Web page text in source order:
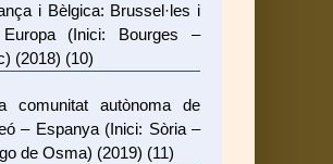
i Bèlgica: Brussel·les i
(Inici: Bourges –
(2018) (10)
comunitat autònoma de
– Espanya (Inici: Sòria –
de Osma) (2019) (11)